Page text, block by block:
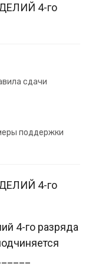
4-го
сдачи
поддержки
4-го
4-го разряда